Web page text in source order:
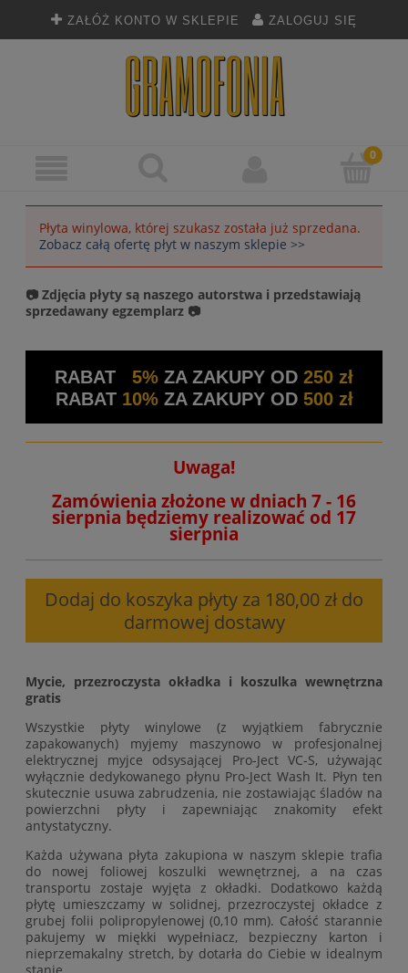
ZAŁÓŻ KONTO W SKLEPIE ZALOGUJ SIĘ
Płyta winylowa, której szukasz została już sprzedana.
Zobacz całą ofertę płyt w naszym sklepie >>
📷 Zdjęcia płyty są naszego autorstwa i przedstawiają
sprzedawany egzemplarz 📷
RABAT 5% ZA ZAKUPY OD 250 zł
RABAT 10%ZA ZAKUPY OD 500 zł
Uwaga!
Zamówienia złożone w dniach 7 - 16
sierpnia będziemy realizować od 17
sierpnia
Dodaj do koszyka płyty za 180,00 zł do
darmowej dostawy
Mycie, przezroczysta okładka i koszulka wewnętrzna
gratis
Wszystkie płyty winylowe (z wyjątkiem fabrycznie
zapakowanych) myjemy maszynowo w profesjonalnej
elektrycznej myjce odsysającej Pro-Ject VC-S, używając
wyłącznie dedykowanego płynu Pro-Ject Wash It. Płyn ten
skutecznie usuwa zabrudzenia, nie zostawiając śladów na
powierzchni płyty i zapewniając znakomity efekt
antystatyczny.
Każda używana płyta zakupiona w naszym sklepie trafia
do nowej foliowej koszulki wewnętrznej, a na czas
transportu zostaje wyjęta z okładki. Dodatkowo każdą
płytę umieszczamy w solidnej, przezroczystej okładce z
grubej folii polipropylenowej (0,10 mm). Całość starannie
pakujemy w miękki wypełniacz, bezpieczny karton i
nieprzemakalny stretch, by dotarła do Ciebie w idealnym